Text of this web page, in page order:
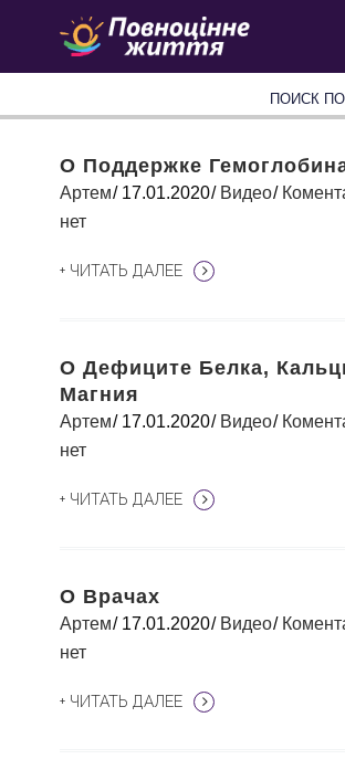
О Поддержке
Артем 17.01.2020 Видео
нет
+ ЧИТАТЬ ДАЛЕЕ
О Дефиците Белка,
Магния
Артем 17.01.2020 Видео
нет
+ ЧИТАТЬ ДАЛЕЕ
О Врачах
Артем 17.01.2020 Видео
нет
+ ЧИТАТЬ ДАЛЕЕ